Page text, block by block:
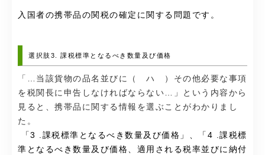
入国者の携帯品の関税の確定に関する問題です。
選択肢3. 課税標準となるべき数量及び価格
「…当該貨物の品名並びに（ ハ ）その他必要な事項
を税関長に申告しなければならない…」という内容から
見ると、携帯品に関する情報を選ぶことがわかりまし
た。
「3 .課税標準となるべき数量及び価格」、「4 .課税標
準となるべき数量及び価格、適用される税率並びに納付